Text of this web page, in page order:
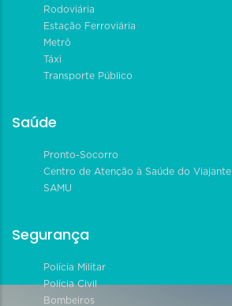
Rodoviária
Estação Ferroviária
Metrô
Táxi
Transporte Público
Saúde
Pronto-Socorro
Centro de Atenção à Saúde do Viajante
SAMU
Segurança
Polícia Militar
Polícia Civil
Bombeiros